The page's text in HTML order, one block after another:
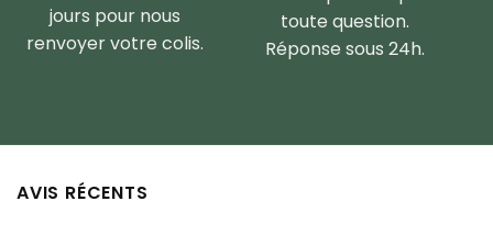
jours pour nous
renvoyer votre colis.
toute question.
Réponse sous 24h.
AVIS RÉCENTS